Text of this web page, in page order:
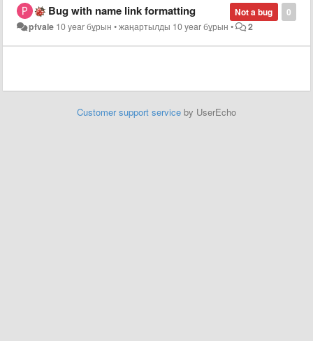
0
Not a bug
Bug with name link formatting
pfvale 10 year бұрын •жаңартылды 10 year бұрын • 2
Customer support service by UserEcho